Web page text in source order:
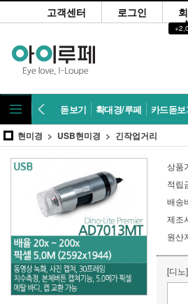
고객센터 로그인
돋보기 확대경/루페 카드돋보
현미경 USB현미경 긴작업거리
상품
적립
배송
제조
원산
[디